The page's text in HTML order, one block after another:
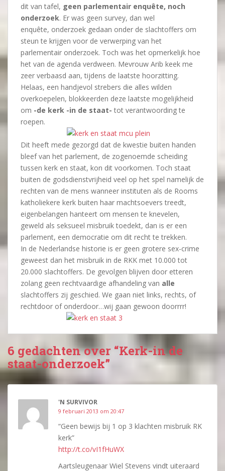
dit van tafel, geen parlementair enquête, noch
onderzoek. Er was geen survey, dan wel
enquête, onderzoek gedaan onder de slachtoffers om
steun te krijgen voor de verwerping van het
parlementair onderzoek. Toch was het opmerkelijk hoe
het van de agenda verdween. Mevrouw Arib keek me
zeer verbaasd aan, tijdens de laatste hoorzitting.
Helaas, een handjevol strebers die alles wilden
overkoepelen, blokkeerden deze laatste mogelijkheid
om -de kerk -in de staat- tot verantwoording te
roepen.
Dit heeft mede gezorgd dat de kwestie buiten handen
bleef van het parlement, de zogenoemde scheiding
tussen kerk en staat, kon dit voorkomen. Toch staat
buiten de godsdienstvrijheid veel op het spel namelijk de
rechten van de mens wanneer instituten als de Rooms
katholiekere kerk buiten haar machtsoevers treedt,
eigenbelangen hanteert om mensen te knevelen,
geweld als seksueel misbruik toedekt, dan is er een
parlement, een democratie om dit recht te trekken.
In de Nederlandse historie is er geen grotere sex-crime
geweest dan het misbruik in de RKK met 10.000 tot
20.000 slachtoffers. De gevolgen blijven door etteren
zolang geen rechtvaardige afhandeling van alle
slachtoffers zij geschied. We gaan niet links, rechts, of
rechtdoor of onderdoor…wij gaan gewoon doorrrr!
6 gedachten over “Kerk-in de
staat-onderzoek”
'N SURVIVOR
9 februari 2013 om 20:47
“Geen bewijs bij 1 op 3 klachten misbruik RK
kerk”
http://t.co/vI1fHuWX
Aartsleugenaar Wiel Stevens vindt uiteraard